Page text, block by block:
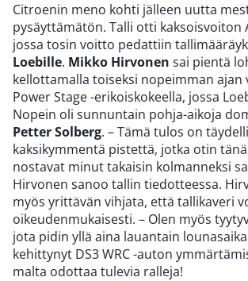
Citroenin meno kohti jälleen uutta
pysäyttämätön. Talli otti kaksoisvoiton
jossa tosin voitto pedattiin
Loebille. Mikko Hirvonen sai pientä
kellottamalla toiseksi nopeimman ajan
Power Stage -erikoiskokeella, jossa
Nopein oli sunnuntain pohja-aikoja
Petter Solberg. – Tämä tulos on
kaksikymmentä pistettä, jotka otin
nostavat minut takaisin kolmanneksi
Hirvonen sanoo tallin tiedotteessa.
myös yrittävän vihjata, että tallikaveri
oikeudenmukaisesti. – Olen myös
jota pidin yllä aina lauantain
kehittynyt DS3 WRC -auton
malta odottaa tulevia ralleja!